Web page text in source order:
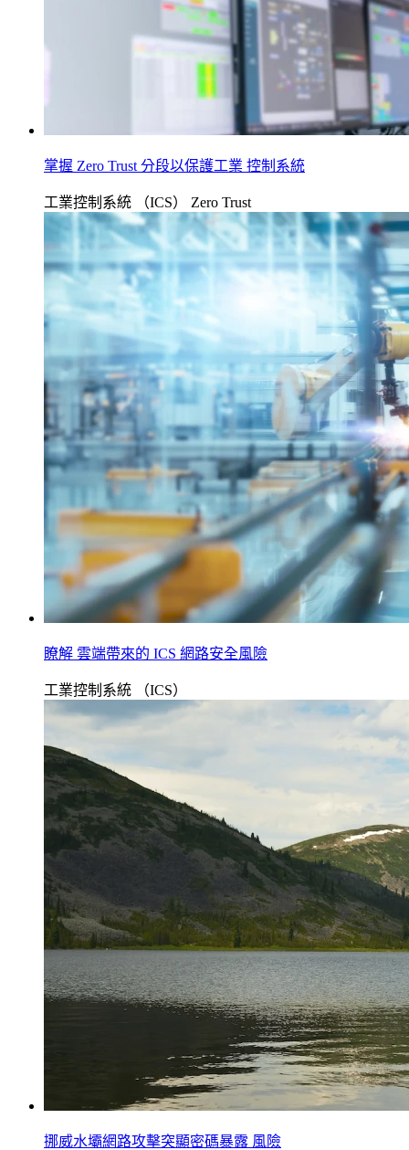
掌握 Zero Trust 分段以保護工業 控制系統
工業控制系統 （ICS） Zero Trust
瞭解 雲端帶來的 ICS 網路安全風險
工業控制系統 （ICS）
挪威水壩網路攻擊突顯密碼暴露 風險